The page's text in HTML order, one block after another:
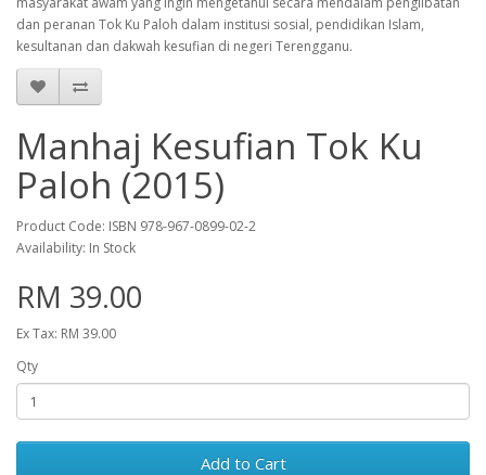
dan peranan Tok Ku Paloh dalam institusi sosial, pendidikan Islam,
kesultanan dan dakwah kesufian di negeri Terengganu.
Manhaj Kesufian Tok Ku
Paloh (2015)
Product Code: ISBN 978-967-0899-02-2
Availability: In Stock
RM 39.00
Ex Tax: RM 39.00
Qty
Add to Cart